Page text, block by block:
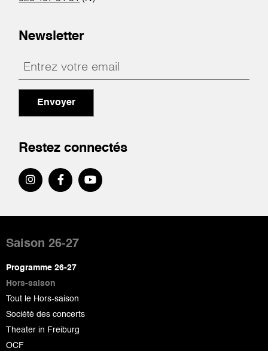
Newsletter
Envoyer
Restez connectés
de
page
Saison 26-27
Programme 26-27
Hors-saison
Tout le Hors-saison
Société des concerts
Theater in Freiburg
OCF